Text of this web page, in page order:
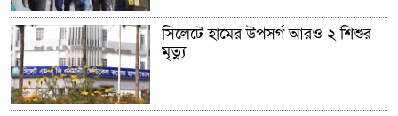
সিলেটে হামের উপসর্গ আরও ২ শিশুর
মৃত্যু